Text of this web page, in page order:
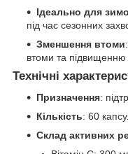
Ідеально для
під час сезонних
Зменшення втоми
втоми та підвищенню
Технічні
Призначення:
Кількість: 60
Склад активних